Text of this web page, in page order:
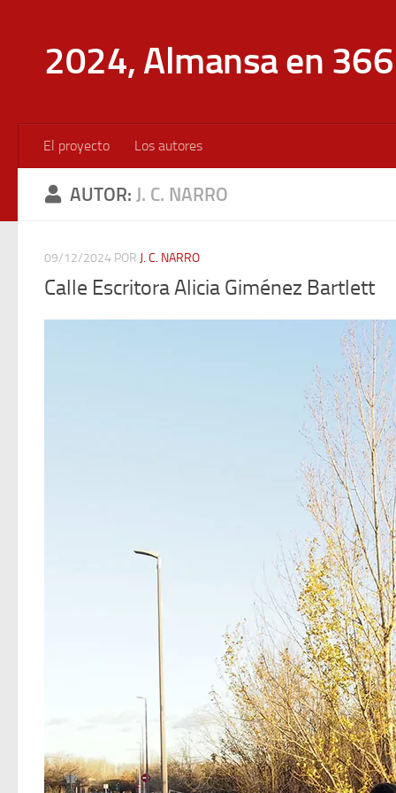
2024, Almansa en
El proyecto Los autores
AUTOR: J. C. NARRO
09/12/2024 POR J. C. NARRO
Calle Escritora Alicia Giménez Bartlett